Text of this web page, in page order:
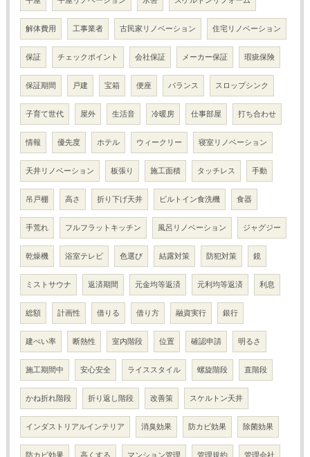
解体費用 工事業者 古民家リノベーション 住宅リノベーション
保証 チェックポイント 会社保証 メーカー保証 瑕疵保険
保証期間 戸建 宝箱 便座 バランス スロップシンク
子育て世代 屋外 生活音 冷暖房 仕事部屋 打ち合わせ
情報 優先度 ホテル ウィークリー 寝室リノベーション
天井リノベーション 板張り 施工面積 タッチレス 手動
吊戸棚 高さ 折り下げ天井 ビルトイン食洗機 食器
手荒れ フルフラットキッチン 風呂リノベーション ジャグジー
乾燥機 浴室テレビ 色選び 結露対策 防犯対策 鏡
ミストサウナ 返済期間 元金均等返済 元利均等返済 利息
総額 計画性 借りる 借り方 融資実行 銀行
建ぺい率 断熱性 室内階段 位置 確認申請 明るさ
施工期間中 安心安全 ライススタイル 螺旋階段 直階段
かね折れ階段 折り返し階段 改善策 スケルトン天井
インダストリアルインテリア 消臭効果 防カビ効果 除菌効果
防カビ効果 高くする マンション管理 管理規約 管理会社